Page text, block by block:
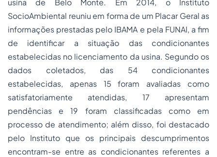
usina de Belo Monte. Em 2014, o Instituto
SocioAmbiental reuniu em forma de um Placar Geral as
informações prestadas pelo IBAMA e pela FUNAI, a fim
de identificar a situação das condicionantes
estabelecidas no licenciamento da usina. Segundo os
dados coletados, das 54 condicionantes
estabelecidas, apenas 15 foram avaliadas como
satisfatoriamente atendidas, 17 apresentam
pendências e 19 foram classificadas como em
processo de atendimento; além disso, foi destacado
pelo Instituto que os principais descumprimentos
encontram-se entre as condicionantes referentes a